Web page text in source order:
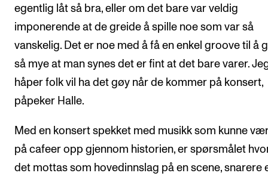
egentlig låt så bra, eller om det bare var veldig
imponerende at de greide å spille noe som var så
vanskelig. Det er noe med å få en enkel groove til å
så mye at man synes det er fint at det bare varer.
håper folk vil ha det gøy når de kommer på konsert,
påpeker Halle.
Med en konsert spekket med musikk som kunne
på cafeer opp gjennom historien, er spørsmålet
det mottas som hovedinnslag på en scene, snarere